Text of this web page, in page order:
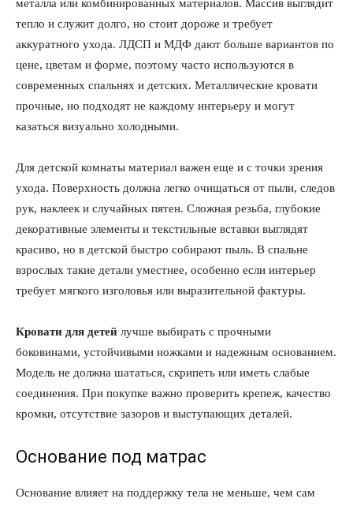
металла или комбинированных материалов. Массив выглядит
тепло и служит долго, но стоит дороже и требует
аккуратного ухода. ЛДСП и МДФ дают больше вариантов по
цене, цветам и форме, поэтому часто используются в
современных спальнях и детских. Металлические кровати
прочные, но подходят не каждому интерьеру и могут
казаться визуально холодными.
Для детской комнаты материал важен еще и с точки зрения
ухода. Поверхность должна легко очищаться от пыли, следов
рук, наклеек и случайных пятен. Сложная резьба, глубокие
декоративные элементы и текстильные вставки выглядят
красиво, но в детской быстро собирают пыль. В спальне
взрослых такие детали уместнее, особенно если интерьер
требует мягкого изголовья или выразительной фактуры.
Кровати для детей лучше выбирать с прочными
боковинами, устойчивыми ножками и надежным основанием.
Модель не должна шататься, скрипеть или иметь слабые
соединения. При покупке важно проверить крепеж, качество
кромки, отсутствие зазоров и выступающих деталей.
Основание под матрас
Основание влияет на поддержку тела не меньше, чем сам